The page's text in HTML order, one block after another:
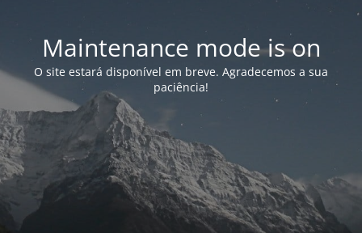
Maintenance mode is on
O site estará disponível em breve. Agradecemos a sua
paciência!